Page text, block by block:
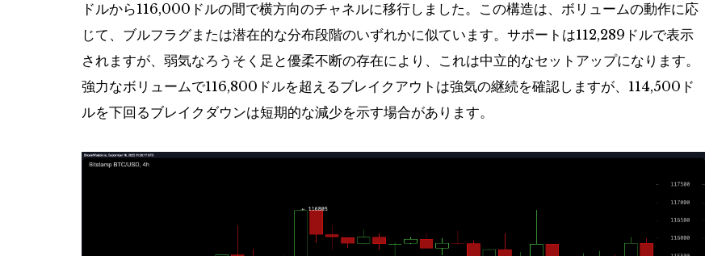
ドルから116,000ドルの間で横方向のチャネルに移行しました。この構造は、ボリュームの動作に応
じて、ブルフラグまたは潜在的な分布段階のいずれかに似ています。サポートは112,289ドルで表示
されますが、弱気なろうそく足と優柔不断の存在により、これは中立的なセットアップになります。
強力なボリュームで116,800ドルを超えるブレイクアウトは強気の継続を確認しますが、114,500ド
ルを下回るブレイクダウンは短期的な減少を示す場合があります。